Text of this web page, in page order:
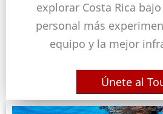
explorar Costa Rica
personal más
equipo y la mejor
Únete al